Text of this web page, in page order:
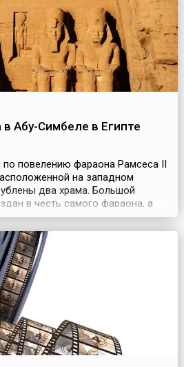
Абу-Симбеле в Египте
повелению фараона Рамсеса II
на западном
два храма. Большой
в честь самого фараона, а
Хахтор и жены фараона
этих двух храмов
над хеттами.Перед храмом
20-метровые статуи: три статуи